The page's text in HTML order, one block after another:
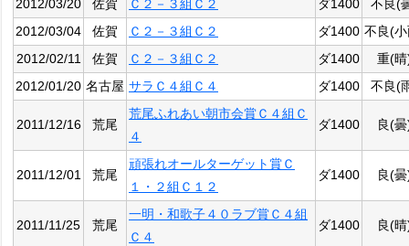
2012/03/20
佐賀 Ｃ２－３組Ｃ２ ダ1400
不良(
2012/03/04
佐賀 Ｃ２－３組Ｃ２ ダ1400 不良(
2012/02/11
佐賀 Ｃ２－３組Ｃ２ ダ1400
重(
2012/01/20 名古屋 サラＣ４組Ｃ４ ダ1400 不良(
2011/12/16 荒尾
荒尾ふれあい朝市会賞Ｃ４組Ｃ
４
ダ1400 良(
2011/12/01 荒尾
頑張れオールターゲット賞Ｃ
１・２組Ｃ１２
ダ1400 良(
2011/11/25 荒尾
一明・和歌子４０ラブ賞Ｃ４組
Ｃ４
ダ1400 良(